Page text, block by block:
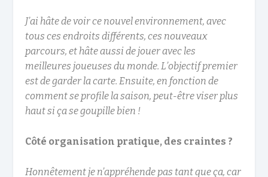
J’ai hâte de voir ce nouvel environnement, avec
tous ces endroits différents, ces nouveaux
parcours, et hâte aussi de jouer avec les
meilleures joueuses du monde. L’objectif premier
est de garder la carte. Ensuite, en fonction de
comment se profile la saison, peut-être viser plus
haut si ça se goupille bien !
Côté organisation pratique, des craintes ?
Honnêtement je n’appréhende pas tant que ça, car